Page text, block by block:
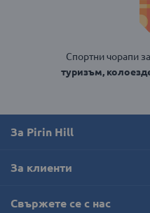
Спортни чорапи
туризъм,
За Pirin Hill
За клиенти
Свържете се с нас